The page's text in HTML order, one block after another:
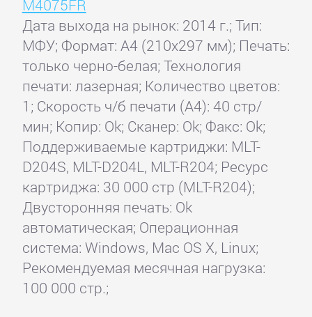
M4075FR
Дата выхода на рынок: 2014 г.; Тип:
МФУ; Формат: A4 (210x297 мм); Печать:
только черно-белая; Технология
печати: лазерная; Количество цветов:
1; Скорость ч/б печати (А4): 40 стр/
мин; Копир: Ok; Сканер: Ok; Факс: Ok;
Поддерживаемые картриджи: MLT-
D204S, MLT-D204L, MLT-R204; Ресурс
картриджа: 30 000 стр (MLT-R204);
Двусторонняя печать: Ok
автоматическая; Операционная
система: Windows, Mac OS X, Linux;
Рекомендуемая месячная нагрузка:
100 000 стр.;